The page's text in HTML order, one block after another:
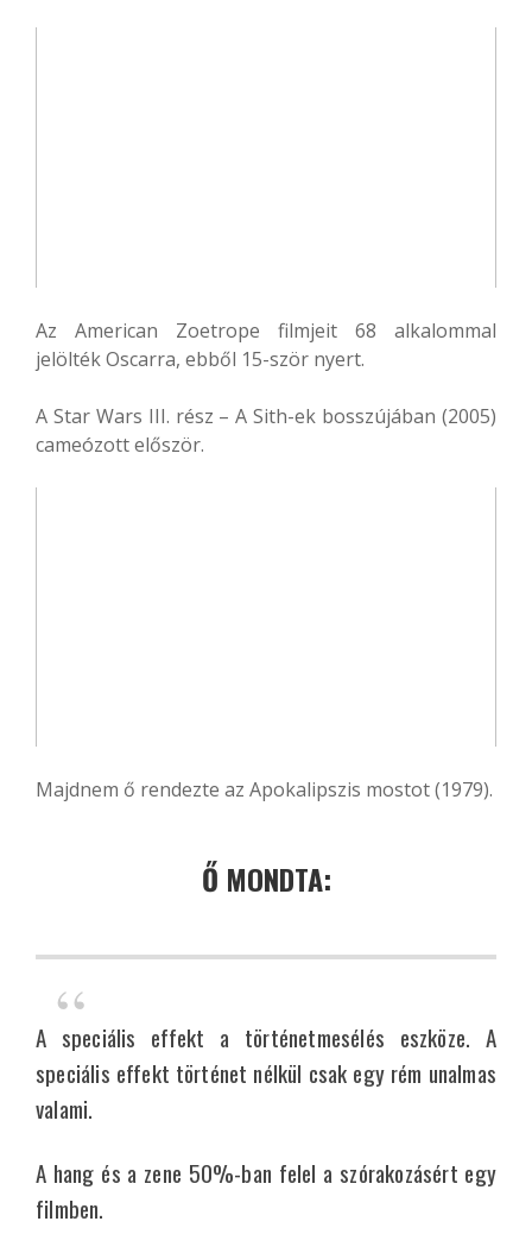
Az American Zoetrope filmjeit 68 alkalommal
jelölték Oscarra, ebből 15-ször nyert.
A Star Wars III. rész – A Sith-ek bosszújában (2005)
cameózott először.
Majdnem ő rendezte az Apokalipszis mostot (1979).
Ő MONDTA:
A speciális effekt a történetmesélés eszköze. A
speciális effekt történet nélkül csak egy rém unalmas
valami.
A hang és a zene 50%-ban felel a szórakozásért egy
filmben.